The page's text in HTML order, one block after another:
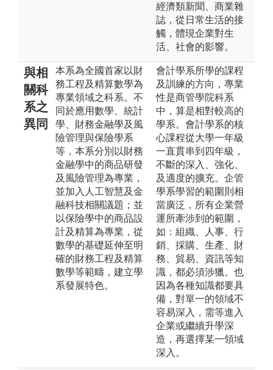
經濟類新聞、商業雜
誌，從日常生活的接
觸，體現企業對生
活、社會的影響。
與相
關科
系之
異同
本系為全國首家以財
務工程及精算數學為
專業領域之科系。不
同於應用數學、統計
學、財務金融學及風
險管理與保險學系
等，本系分別以財務
金融學中的商品研發
及風險管理為專業，
並加入人工智慧及金
融科技相關議題；並
以保險學中的商品設
計及精算為專業，從
數學的基礎延伸至明
確的財務工程及精算
數學等範疇，建立學
系發展特色。
會計學系所學的課程
及訓練的方向，專業
性是商管學院科系
中，算是相對較高的
學系。會計學系的核
心課程從大學一年級
一直貫串到四年級，
不斷的深入、強化、
及適度的擴充。企管
學系學習的範圍則相
當廣泛，所有企業營
運所牽涉到的範圍，
如：組織、人事、行
銷、採購、生產、財
務、貿易、資訊等知
識，都必須涉獵。也
因為各種知識都要具
備，對單一的領域不
容易深入，需等進入
企業或繼續升學深
造，再選擇某一領域
深入。